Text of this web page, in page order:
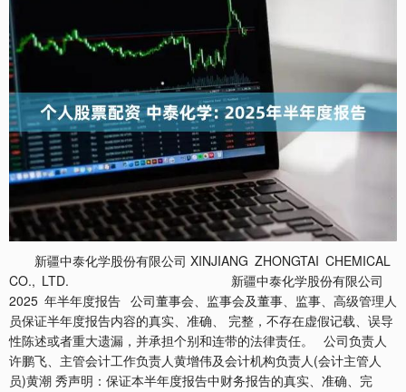
新疆中泰化学股份有限公司 XINJIANG ZHONGTAI CHEMICAL CO., LTD. 新疆中泰化学股份有限公司 2025 年半年度报告 公司董事会、监事会及董事、监事、高级管理人员保证半年度报告内容的真实、准确、 完整，不存在虚假记载、误导性陈述或者重大遗漏，并承担个别和连带的法律责任。 公司负责人许鹏飞、主管会计工作负责人黄增伟及会计机构负责人(会计主管人员)黄潮 秀声明：保证本半年度报告中财务报告的真实、准确、完整。 所有董事均已出席了审议本报告的董事会会议。 半年度报告中所涉及的发展战略、经营计划等前瞻性陈述属于计划性事项，该计划不构 成公司对投资者的实质承诺，投资者及相关人士均应当对此保持足够的风险认识，并且应当 理解计划、预测与承诺之间的差异，敬请投资者注意投资风险。 本公司请投资者认真阅读本半年度报告全文，并特别注意下列风险因素： 公司在生产运营中主要存在行业、环保、人才结构、安全生产等风险，敬请广大投资者 注意投资风险。详细内容见本报告“第三节管理层讨论与分析，十、公司面临的风险和应对 措施”。 公司计划不派发现金红利，不送红股，不以公积金转增股本。 新疆中泰化学股份有限公司 2025 年半年度报告 目 录 新疆中泰化学股份有限公司 2025 年半年度报告 一、载有公司负责人、主管会计工作负责人、会计机构负责人（会计主管人员）签名并 盖章的财务报表。 二、报告期内公开披露过的所有公司文件的正本及公告的原稿。 新疆中泰化学股份有限公司 2025 年半年度报告 释 义 释义项 指 释义内容 中国证监会 指 中国证券监督管理委员会 新疆维吾尔自治区人民政府国有资产监督管理委员会，本公司实 新疆国资委 指 际控制人 公司、中泰化学 指 新疆中泰化学股份有限公司 新疆中泰集团 指 新疆中泰（集团）有限责任公司，公司控股股东 华泰重化工 指 新疆华泰重化工有限责任公司，公司控股子公司 阜康能源 指 新疆中泰化学阜康能源有限公司，公司控股子公司 中泰矿冶 指 新疆中泰矿冶有限公司，公司全资子公司 托克逊能化 指 新疆中泰化学托克逊能化有限公司，公司控股子公司 圣雄能源 指 新疆圣雄能源股份有限公司，公司控股子公司 新鑫科技 指 新疆中泰新鑫化工科技股份有限公司，公司控股子公司 中泰新材料 指 新疆中泰新材料股份有限公司，公司控股子公司 中泰金晖 指 新疆中泰金晖能源股份有限公司，公司控股子公司 金晖科技 指 新疆中泰金晖科技有限公司，中泰金晖全资子公司 兴泰纤维 指 新疆兴泰纤维科技有限公司，公司控股子公司 库尔勒中泰纺织 指 库尔勒中泰纺织科技有限公司，公司控股子公司 阿拉尔中泰纺织 指 阿拉尔市中泰纺织科技有限公司，库尔勒中泰纺织控股子公司 新疆中泰亨惠医疗卫材股份有限公司，库尔勒中泰纺织控股子公 中泰亨惠 指 司 元、万元 指 人民币元、人民币万元 报告期 指 2025 年 1 月 1 日至 2025 年 6 月 30 日 新疆中泰化学股份有限公司 2025 年半年度报告 第二节 公司简介和主要财务指标 一、公司简介 股票简称 中泰化学 股票代码 002092 变更前的股票简称（如有）ST 中泰 股票上市证券交易所 深圳证券交易所 公司的中文名称 新疆中泰化学股份有限公司 公司的中文简称 中泰化学 公司的外文名称 XINJIANG ZHONGTAI CHEMICAL CO.,LTD. 公司的法定代表人 许鹏飞 二、联系人和联系方式 董事会秘书 证券事务代表 姓名 薛芬 费翔 新疆乌鲁木齐经济技术开发区阳 新疆乌鲁木齐经济技术开发区阳 联系地址 澄湖路 39 号 澄湖路 39 号 电话 0991-8751690 0991-8751690 传真 0991-8751690 0991-8751690 电子信箱 381764091@qq.com feixiang_01@163.com 三、其他情况 公司注册地址，公司办公地址及其邮政编码，公司网址、电子信箱在报告期是否变化 □ 适用 √ 不适用 公司注册地址、办公地址及其邮政编码，公司网址、电子信箱报告期无变化，具体可参 见 2024 年年报。 信息披露及备置地点在报告期是否变化 □ 适用 √ 不适用 公司披露半年度报告的证券交易所网站和媒体名称及网址，公司半年度报告备置地在报 告期无变化，具体可参见 2024 年年报。 新疆中泰化学股份有限公司 2025 年半年度报告 其他有关资料在报告期是否变更情况 □ 适用 √ 不适用 四、主要会计数据和财务指标 公司是否需追溯调整或重述以前年度会计数据 □ 是 √ 否 本报告期比上 本报告期 上年同期 年同期增减 营业收入（元） 13,955,066,911.57 15,221,481,503.86 -8.32% 归属于上市公司股东的净利润（元） -194,128,268.79 -242,666,087.95 20.00% 归属于上市公司股东的扣除非经常 -217,117,507.78 -274,107,584.56 20.79% 性损益的净利润（元） 经营活动产生的现金流量净额（元） 1,234,686,380.62 2,726,653,753.87 -54.72% 基本每股收益（元/股） -0.0754 -0.0942 19.96% 稀释每股收益（元/股） -0.0754 -0.0942 19.96% 加权平均净资产收益率 -0.90% -1.07% 0.17% 本报告期末比 本报告期末 上年度末 上年度末增减 总资产（元） 78,756,317,171.89 77,024,556,650.53 2.25% 归属于上市公司股东的净资产（元） 21,584,488,778.29 21,783,601,095.48 -0.91% 截至披露前一交易日的公司总股本： 截至披露前一交易日的公司总股本（股） 2,590,019,517 用最新股本计算的全面摊薄每股收益： 支付的优先股股利 0.00 支付的永续债利息（元） 0.00 用最新股本计算的全面摊薄每股收益（元/股） -0.0750 五、境内外会计准则下会计数据差异 况 □ 适用 √ 不适用 新疆中泰化学股份有限公司 2025 年半年度报告 公司报告期不存在按照国际会计准则与按照中国会计准则披露的财务报告中净利润和净 资产差异情况。 况 □ 适用 √ 不适用 公司报告期不存在按照境外会计准则与按照中国会计准则披露的财务报告中净利润和净 资产差异情况。 □ 适用 √ 不适用 六、非经常性损益项目及金额 √ 适用 □ 不适用 单位：元 项目 金额 说明 非流动性资产处置损益（包括已计提资产减值准备 的冲销部分） 计入当期损益的政府补助（与公司正常经营业务密 切相关、符合国家政策规定、按照确定的标准享有、 31,762,188.60 对公司损益产生持续影响的政府补助除外） 单独进行减值测试的应收款项减值准备转回 668,088.71 除上述各项之外的其他营业外收入和支出 -4,295,430.69 其他符合非经常性损益定义的损益项目 1,179,759.46 减：所得税影响额 1,737,709.17 少数股东权益影响额（税后） 7,313,479.34 合计 22,989,238.99 其他符合非经常性损益定义的损益项目的具体情况： □ 适用 √ 不适用 公司不存在其他符合非经常性损益定义的损益项目的具体情况。 将《公开发行证券的公司信息披露解释性公告第 1 号——非经常性损益》中列举的非经 常性损益项目界定为经常性损益项目的情况说明 新疆中泰化学股份有限公司 2025 年半年度报告 □ 适用 √ 不适用 公司不存在将《公开发行证券的公司信息披露解释性公告第 1 号——非经常性损益》中 列举的非经常性损益项目界定为经常性损益的项目的情形。 新疆中泰化学股份有限公司 2025 年半年度报告 第三节 管理层讨论与分析 一、报告期内公司从事的主要业务 （一）经营情况 报告期内，公司统筹推进“质量管理元年”“精细化管理”“以销定产”等重点工 作，聚焦主责主业，坚持党建引领，强化合规治理，公司股票已撤销其他风险警示，虽 然整体未能扭亏为盈，但盈利能力有所改善。 上半年公司持续开展降本增效，从采购、生产、销售、物流、管理等多维发力，狠 抓精细化管理，开展修旧利废，降低库存物资，抓好联动检修，逐步完善经营测算模型 和经营数据平台，加大生产领域全链条成本管控。落实安全生产主体责任，加强对重点 部位、薄弱环节安全隐患整治，通过设备智能化升级替换和大数据应用等方式，提升生 产安全性和生产效率，夯实安全生产管理基础。构建供应链质量管理体系，规范原辅料 物资采购质量、产品售前、售中、售后服务质量以及客户服务等方面的管理标准。坚持 以市场需求为导向，以客户为中心，拓展下游应用领域，实施产品多元化销售策略，优 化产品结构。强化规范运作水平，建立健全风险防控机制，稳步推进风险识别、评估、 化解、防范等工作，实现从被动风控到主动管理。推进“两资”“两非”清理和债权清 收工作，加大亏损企业治亏力度。聚集关键控制点，依规开展专项审计，强化审计整改 落地，有序开展内控自评，促进公司合规管理水平提升。聚焦新产品开发、共性关键技 术突破、提质增效、产业化先导引领技术等方面布局科研项目实施，以提升新质生产力 为方向，以技术创新为引领，搭建创新平台，推进产学研合作。通过精准捕捉市场对产 品多元化、差异化及高端化的诉求，开展多品类、多牌号特种树脂产品研发，提升产品 价值。围绕信息化、智能化、数字化发展目标，加大节能降碳技术推广与应用，推动技 术创新赋能智慧发展。 （二）主要业务、主要产品及其用途 公司依托新疆地区丰富的煤炭、原盐、石灰石等自然资源，通过不断优化管理理念 和完善产业生态圈，发展成为拥有氯碱化工和粘胶纺织产业两大主业的优势企业，主营 新疆中泰化学股份有限公司 2025 年半年度报告 聚氯乙烯树脂（PVC）、离子膜烧碱、粘胶纤维、粘胶纱四大产品，配套热电、兰炭、 电石、电石渣制水泥等循环经济产业链。公司作为氯碱行业龙头企业，延伸粘胶、纺织 产业，上下游相互配套，构建管理精益化、产品差异化、品质高端化、生产绿色化、产 业智能化的一体化生产体系。 氯碱化工方面，PVC 是氯乙烯单体（VCM）在过氧化物、偶氮化合物等引发剂或在 光、热作用下按自由基聚合反应机理聚合而成的聚合物。根据氯乙烯单体的获得方法可 分为电石法、乙烯法和进口单体法。PVC 的应用范围较为广泛，因需求不同而采用不同 的型号，应用于工业、建筑、农业、日常生活、包装、电力、公用事业等领域。随着产 业结构的升级，PVC 制品向高性能化、轻量化和绿色环保化的升级换代步伐进一步加快。 烧碱作为一种基础化工原料，主要应用于有机化学、无机化学、纸浆及造纸、氧化铝、 纺织/人造丝、皂业及洗涤剂等方面，在国民经济中占据重要地位，需求地域主要集中在 亚洲、欧洲和北美洲等地区。 粘胶、纺织方面，粘胶纤维是利用天然高分子纤维素为原料，经过一系列复杂的化 学变化和物理变化制成再生纤维素纤维，吸湿性好，手感柔软。棉短绒、木浆是生产粘 胶纤维的主要原料。粘胶纤维的干强度比棉花低，弹性回复能力差，不耐磨，不耐晒， 耐碱而不耐酸，但其吸湿性好，易于染色，织物穿着舒适，用其制成的纺织品用途几乎 遍及所有的工业、农业、生活衣着等各方面。粘胶纱属于棉纺织行业，随着人们生活水 平的不断提高，棉花已经远远满足不了人们日益增长的市场需求，由于人纤品质的特点 是容易染色，不生静电，吸湿性强，通过整理可以达到免烫，又具有丝绸一般的飘逸性 和柔软性。 （三）经营模式 公司拥有煤炭—热电—氯碱化工—粘胶纤维—粘胶纱上下游一体化的循环经济产业 链，在积极发挥产业协调优势效应的同时，形成公司在资源、成本、人才、规模、安全 环保、技术创新、品牌效应等方面的核心竞争力，打造产品结构差异化、高端化、智能 化、集群化、园区化、国际化的氯碱化工、纺织工业生产基地。 新疆中泰化学股份有限公司 2025 年半年度报告 （四）行业发展情况 制品与房地产相关，房地产市场仍在调整过程中，虽然政策端的刺激助力市场信心恢复， 但需求端的回暖或难以立竿见影。下半年，宏观层面“反内卷”带来的供给侧改革以及 “十五五”规划确定未来五年经济发展主要目标和重点举措，预计重点都在培育新质生 产力和产业链转型升级，其中必然会伴随出清落后产能，对PVC市场有一定利好。但供 过于求的基本面弱格局短期内难以改变，尤其新投产乙烯法装置较多，供应端压力仍然 较大。需求端在季节性旺季或能有阶段性反弹，叠加出口保持上半年的增长势头，预计 下半年整体价格重心较上半年有所抬升。 上半年，烧碱市场价格呈现冲高回落的走势，主要围绕氧化铝需求波动，年初氧化 铝行业大扩产，带动烧碱需求提升而价格上涨；随后又因氧化铝减产，烧碱需求减少而 价格回落。下半年，烧碱市场投产压力较大，同时氧化铝利润修复后，投复产进行中， 对烧碱需求有望继续增加。纺织印染以刚需为主，纸浆有新产能投放，但非铝需求整体 缺乏弹性。总体而言，供需矛盾不大，预计价格维持偏强震荡。 出，价格重心持续下移。粘胶短纤行业开工率较高，产量增加，但库存压力上升。下游 人棉纱行业整体开工率偏低，受莱赛尔等替代纤维的低价冲击，下游需求不及预期。溶 解浆作为主要原料价格下跌，削弱了粘胶短纤的成本支撑。总体来看，2025年上半年粘 胶市场受供需失衡、成本下降及替代品竞争影响，表现疲软。下半年预计粘胶短纤仍将 低位震荡，可能因“金九银十”旺季出现阶段性上涨，但全年价格重心或继续小幅下移。 端需求不旺的双重影响，呈现供需双弱、价格承压下行的走势，表现低迷。随着传统旺 季到来需求回暖，纱线价格或阶段性反弹，但涨幅受限。长期来看，粘胶纱线市场仍面 临替代品竞争和终端需求增长乏力的挑战，行业或进入低速调整期，下半年预计仍以弱 势震荡为主。 新疆中泰化学股份有限公司 2025 年半年度报告 （五）主要的业绩驱动因素 报告期内，公司聚焦主责主业，遵循“重技术、控成本、强链条、守合规”的原则， 以质量为核心，推动工作重心从基础治理向提质增效转变，巩固治理成果，转向内涵式 高质量发展。狠抓运营管理，完善机制优化流程、强化成本控制、建立以客户为中心的 质量管理体系，提升效率，确保各项业务有序高效运转。 提升响应与资源配置效率，匹配库存与产能，增强抗风险能力。 式，优化定价与质量管理体系，深化客户关系管理，细分市场并动态调整产品结构，实 现柔性化生产以提升灵活性。 自主可控与材料降本，规范采购及服务，构建安全高效供应链。 拓展应用领域，提升产品附加值与差异化竞争力。 关键技术，成立专项工程技术研究中心，加速成果转化，通过智能制造与数字化管理优 化生产效率，推动绿色材料与工艺应用，激发创新活力。 平衡，通过原料优化、费用管控、国产化替代等实现降本增效。响应“双碳”政策，应 用节能降碳技术。 二、核心竞争力分析 （一）技术创新优势 公司坚持自主研发创新，与高校、科研院所及上下游企业建立良好的合作平台，加 强共性技术研究和成果转化推广，将氯碱化工、煤化工及纺织工业多项技术难题纳入科 研项目攻关，推进智能制造关键技术、产业共性关键技术、提质增效技术、资源综合利 新疆中泰化学股份有限公司 2025 年半年度报告 用技术。基于完善的科技创新管理体系和科技创新人才团队，2025年上半年公司重点开 展了电石/氯碱智能制造关键技术、低热值煤替代高热值煤、碱法制浆技术、再生盐使用 技术、煤炭清洁高效利用技术等研究。公司加大国产化替代工作，积极推进离子膜的国 产化替代，已在子公司成功实现国产离子膜的部分应用，同时大力推进分散剂、润滑油 的国产化替代，关键原料及助剂供应链的国产化自主可控能力得到了明显增强，为生产 系统的稳定运行筑牢了根基。 公司建立并完善科研项目管理及科技成果管理机制，通过产、学、研、用相结合， 形成了从基础研究、工艺技术优化到产品应用推广的创新型研发体系，坚持研发与生产 相结合。取得国家知识产权局授权专利1544项，软件著作权107项，是国家制造业单项冠 军企业、国家技术创新示范企业，具有国家企业技术中心1个，国家博士后科研工作站1 个，管理国家高新技术企业19家，国家CNAS实验室3个，自治区企业技术中心16家，自 治区“专精特新”中小企业5家，自治区创新型中小企业10家，自治区工程技术研究中心2 家。取得国家及自治区科技类奖励、荣誉17项。“电石法PVC绿色制造成套技术开发与 工业应用”，荣获2024年自治区科学技术三等奖。 （二）一体化循环经济产业链优势 公司目前已成为国内氯碱化工行业少数拥有较为完整产业链的企业，构建煤炭—热 电—电石—氯碱—粘胶纤维—粘胶纱的上下游一体化循环经济产业链。公司拥有氯碱生 产所需的煤炭、原盐、石灰石等资源，向下延伸粘胶纤维、粘胶纱、无纺布的生产，实 现烧碱、粘胶纤维等产品的部分内部消化，逐步扩大疆内消耗比例，延伸下游产业，实 现资源、能源的就地高效转化，打造智能化、集群化、园区化的氯碱化工、纺织工业生 产基地，有效实现环境、经济和生态效益的协调发展。 （三）资源、政策优势 氯碱行业作为资源转化型产业，在国内完全竞争的市场格局下，电石法PVC生产企 业主要成本是电石和电力成本，使用的大宗原材料为新疆地区具有丰富储量的煤炭、石 灰石、原盐、电力等资源，公司通过延链、补链、强链，构建并逐步形成了较为完整的 新疆中泰化学股份有限公司 2025 年半年度报告 一体化产业联动式绿色环保型循环经济产业链。煤田灾害治理持续推进，为发挥产业链 低成本优势奠定基础。 依托《新疆纺织服装产业发展规划（2018—2023年）》《自治区发展纺织服装产业 带动就业2018年行动方案》《中国制造2025新疆行动方案》《新疆维吾尔自治区人民政 府办公厅关于调整优化自治区棉花及纺织服装产业政策措施的通知》等产业政策红利， 纺织业已成为新疆的战略性产业，粘胶纤维及粘胶纱产品在疆内具有广阔的市场空间。 三、主营业务分析 是否与报告期内公司从事的主要业务披露相同 √ 是 □ 否 参见“一、报告期内公司从事的主要业务”相关内容。 单位：元 本报告期 上年同期 同比增减 变动原因